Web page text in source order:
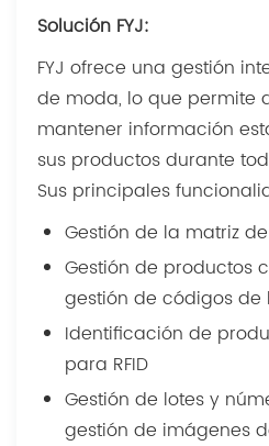
Solución FYJ:
FYJ ofrece una gestión
de moda, lo que permite
mantener información
sus productos durante
Sus principales
Gestión de la matriz
Gestión de productos
gestión de códigos de
Identificación de
para RFID
Gestión de lotes y
gestión de imágenes